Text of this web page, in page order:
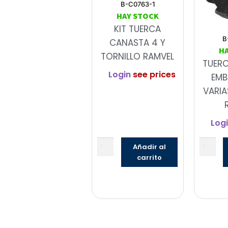
B-C0763-1
HAY STOCK
KIT TUERCA
CANASTA 4 Y
TORNILLO RAMVEL
Login see prices
Añadir al
carrito